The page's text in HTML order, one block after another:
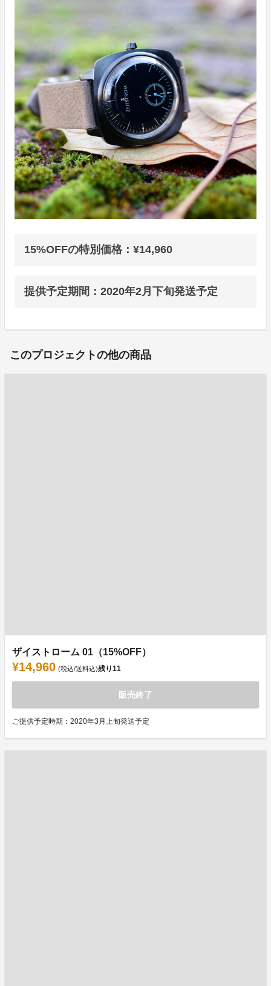
15%OFFの特別価格：¥14,960
提供予定期間：2020年2月下旬発送予定
このプロジェクトの他の商品
ザイストローム 01（15%OFF）
¥14,960 (税込/送料込)残り11
販売終了
ご提供予定時期：2020年3月上旬発送予定